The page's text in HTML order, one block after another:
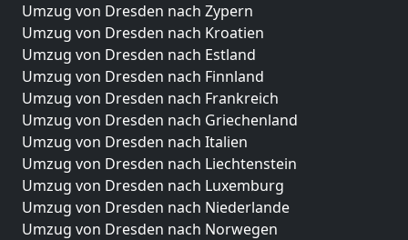
Umzug von Dresden nach Zypern
Umzug von Dresden nach Kroatien
Umzug von Dresden nach Estland
Umzug von Dresden nach Finnland
Umzug von Dresden nach Frankreich
Umzug von Dresden nach Griechenland
Umzug von Dresden nach Italien
Umzug von Dresden nach Liechtenstein
Umzug von Dresden nach Luxemburg
Umzug von Dresden nach Niederlande
Umzug von Dresden nach Norwegen